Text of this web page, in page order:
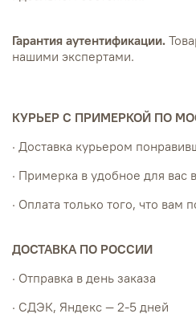
Гарантия аутентификации.
нашими экспертами.
КУРЬЕР С ПРИМЕРКОЙ ПО
· Доставка курьером
· Примерка в удобное для вас
· Оплата только того, что вам
ДОСТАВКА ПО РОССИИ
· Отправка в день заказа
· СДЭК, Яндекс — 2-5 дней